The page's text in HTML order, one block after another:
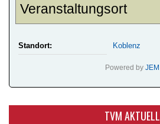
Veranstaltungsort
Standort: Koblenz
Powered by JEM
TVM AKTUELL